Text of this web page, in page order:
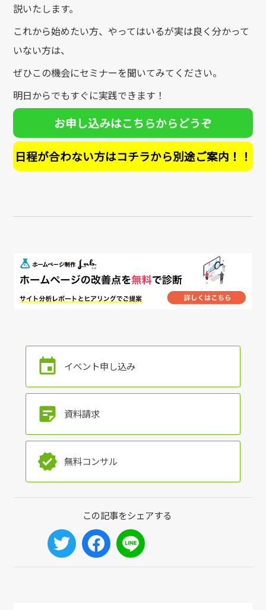
説いたします。
これから始めたい方、やってはいるが実は良く分かって
いない方は、
ぜひこの機会にセミナーを聞いてみてください。
明日からでもすぐに実践できます！
お申し込みはこちらからどうぞ
日程が合わない方はコチラから別途ご案内！！
event イベント申し込み
sticky_note_2 資料請求
verified 無料コンサル